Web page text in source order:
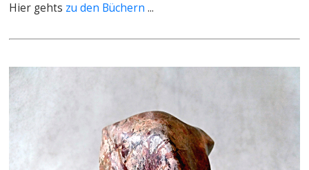
Hier gehts zu den Büchern ...